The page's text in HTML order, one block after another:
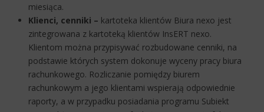
miesiąca.
Klienci, cenniki – kartoteka klientów Biura nexo jest
zintegrowana z kartoteką klientów InsERT nexo.
Klientom można przypisywać rozbudowane cenniki, na
podstawie których system dokonuje wyceny pracy biura
rachunkowego. Rozliczanie pomiędzy biurem
rachunkowym a jego klientami wspierają odpowiednie
raporty, a w przypadku posiadania programu Subiekt